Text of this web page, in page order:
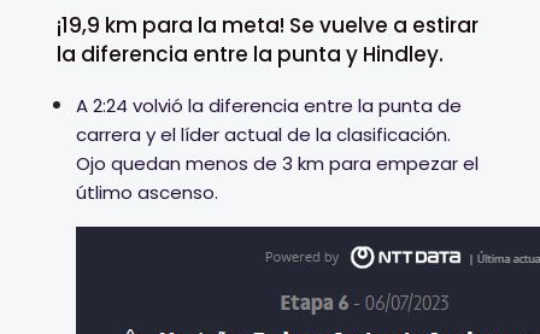
¡19,9 km para la meta! Se vuelve a estirar
la diferencia entre la punta y Hindley.
A 2:24 volvió la diferencia entre la punta de
carrera y el líder actual de la clasificación.
Ojo quedan menos de 3 km para empezar el
útlimo ascenso.